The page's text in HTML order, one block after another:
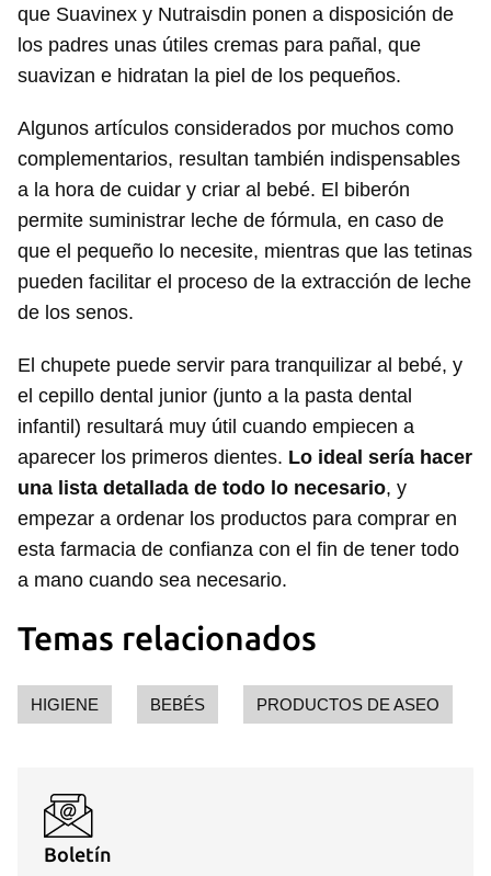
Guardar como favorito
Para poder guardar como favorito, primero has de
iniciar sesión con tu cuenta de 14ymedio.
INICIAR SESIÓN CANCELAR
que Suavinex y Nutraisdin ponen a disposición de
los padres unas útiles cremas para pañal, que
suavizan e hidratan la piel de los pequeños.
Algunos artículos considerados por muchos como
complementarios, resultan también indispensables
a la hora de cuidar y criar al bebé. El biberón
permite suministrar leche de fórmula, en caso de
que el pequeño lo necesite, mientras que las tetinas
pueden facilitar el proceso de la extracción de leche
de los senos.
El chupete puede servir para tranquilizar al bebé, y
el cepillo dental junior (junto a la pasta dental
infantil) resultará muy útil cuando empiecen a
aparecer los primeros dientes. Lo ideal sería hacer
una lista detallada de todo lo necesario, y
empezar a ordenar los productos para comprar en
esta farmacia de confianza con el fin de tener todo
a mano cuando sea necesario.
Temas relacionados
HIGIENE BEBÉS PRODUCTOS DE ASEO
Boletín